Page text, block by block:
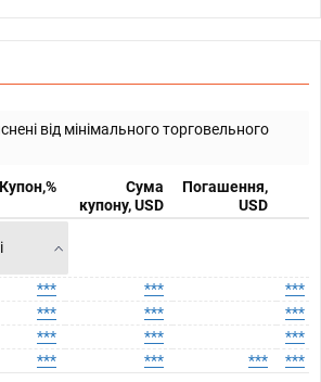
від мінімального торговельного
Купон,%
Сума
купону, USD
Погашення,
USD
*** ***
***
*** ***
***
*** ***
***
*** *** *** ***